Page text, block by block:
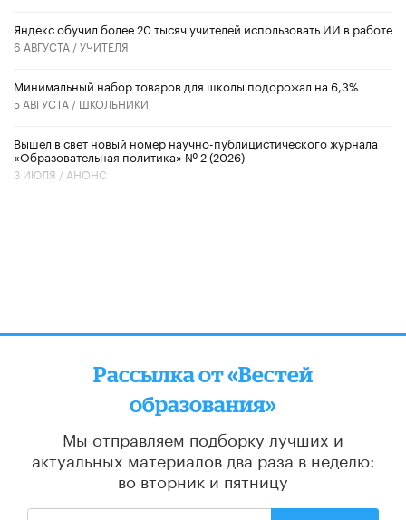
​Яндекс обучил более 20 тысяч учителей использовать ИИ в работе
6 АВГУСТА /УЧИТЕЛЯ
Минимальный набор товаров для школы подорожал на 6,3%
5 АВГУСТА / ШКОЛЬНИКИ
Вышел в свет новый номер научно-публицистического журнала
«Образовательная политика» № 2 (2026)
3 ИЮЛЯ / АНОНС
Рассылка от «Вестей
образования»
Мы отправляем подборку лучших и
актуальных материалов два раза в неделю:
во вторник и пятницу